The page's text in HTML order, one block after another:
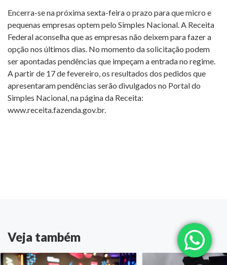
Encerra-se na próxima sexta-feira o prazo para que micro e
pequenas empresas optem pelo Simples Nacional. A Receita
Federal aconselha que as empresas não deixem para fazer a
opção nos últimos dias. No momento da solicitação podem
ser apontadas pendências que impeçam a entrada no regime.
A partir de 17 de fevereiro, os resultados dos pedidos que
apresentaram pendências serão divulgados no Portal do
Simples Nacional, na página da Receita:
www.receita.fazenda.gov.br.
Veja também